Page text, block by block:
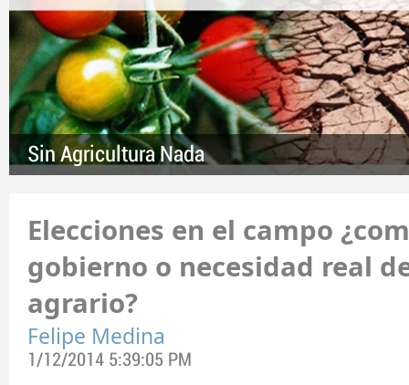
Sin Agricultura Nada
Elecciones en el campo
gobierno o necesidad real
agrario?
Felipe Medina
1/12/2014 5:39:05 PM